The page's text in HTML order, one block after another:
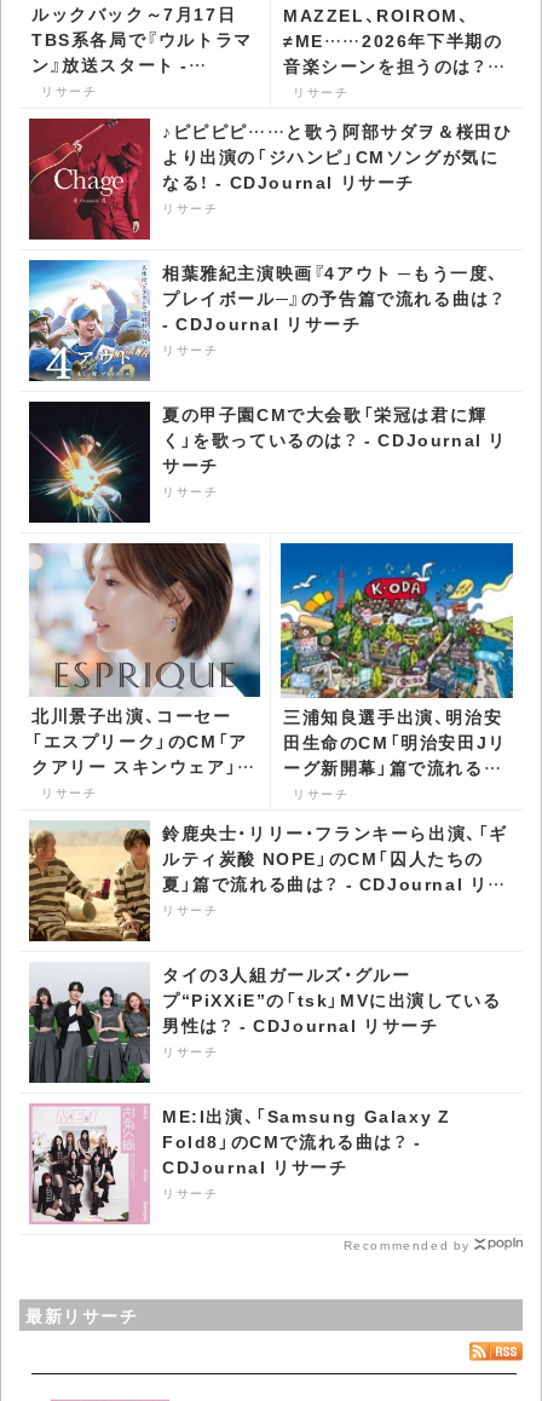
ルックバック～7月17日
TBS系各局で『ウルトラマ
ン』放送スタート -
CDJournal リサーチ
リサーチ
MAZZEL、ROIROM、
≠ME……2026年下半期の
音楽シーンを担うのは？
ブレイク期待のアーティス
ト特集 - CDJournal リサ
ーチ
リサーチ
♪ピピピピ……と歌う阿部サダヲ＆桜田ひ
より出演の「ジハンピ」CMソングが気に
なる！ - CDJournal リサーチ
リサーチ
相葉雅紀主演映画『4アウト ─もう一度、
プレイボール─』の予告篇で流れる曲は？
- CDJournal リサーチ
リサーチ
夏の甲子園CMで大会歌「栄冠は君に輝
く」を歌っているのは？ - CDJournal リ
サーチ
リサーチ
北川景子出演、コーセー
「エスプリーク」のCM「ア
クアリー スキンウェア」篇
で流れる曲は？ -
CDJournal リサーチ
リサーチ
三浦知良選手出演、明治安
田生命のCM「明治安田Jリ
ーグ新開幕」篇で流れる曲
は？ - CDJournal リサー
リサーチ
鈴鹿央士・リリー・フランキーら出演、「ギ
ルティ炭酸 NOPE」のCM「囚人たちの
夏」篇で流れる曲は？ - CDJournal リサ
ーチ
リサーチ
タイの3人組ガールズ・グルー
プ“PiXXiE”の「tsk」MVに出演している
男性は？ - CDJournal リサーチ
リサーチ
ME:I出演、「Samsung Galaxy Z
Fold8」のCMで流れる曲は？ -
CDJournal リサーチ
リサーチ
Recommended by
最新リサーチ